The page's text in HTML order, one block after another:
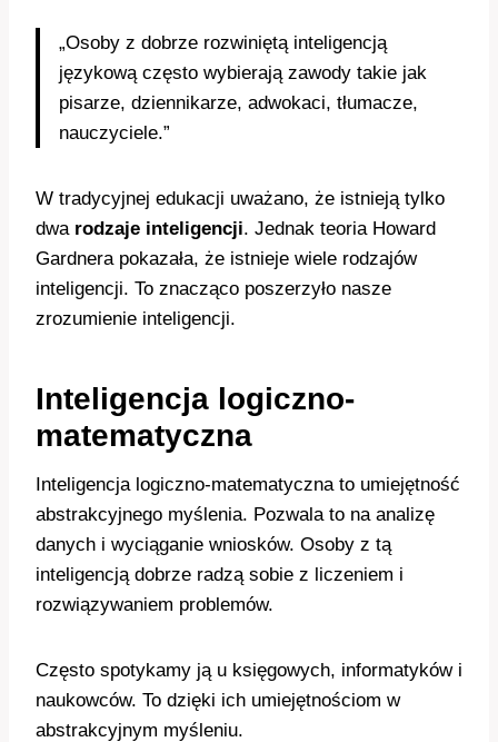
„Osoby z dobrze rozwiniętą inteligencją
językową często wybierają zawody takie jak
pisarze, dziennikarze, adwokaci, tłumacze,
nauczyciele.”
W tradycyjnej edukacji uważano, że istnieją tylko
dwa rodzaje inteligencji. Jednak teoria Howard
Gardnera pokazała, że istnieje wiele rodzajów
inteligencji. To znacząco poszerzyło nasze
zrozumienie inteligencji.
Inteligencja logiczno-
matematyczna
Inteligencja logiczno-matematyczna to umiejętność
abstrakcyjnego myślenia. Pozwala to na analizę
danych i wyciąganie wniosków. Osoby z tą
inteligencją dobrze radzą sobie z liczeniem i
rozwiązywaniem problemów.
Często spotykamy ją u księgowych, informatyków i
naukowców. To dzięki ich umiejętnościom w
abstrakcyjnym myśleniu.